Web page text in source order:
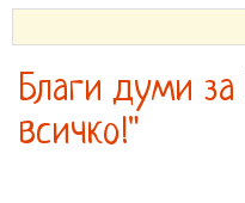
Благи думи
всичко!"